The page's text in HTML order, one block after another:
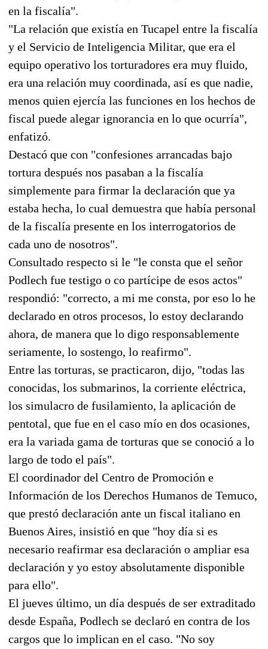
en la fiscalía".
"La relación que existía en Tucapel entre la fiscalía
y el Servicio de Inteligencia Militar, que era el
equipo operativo los torturadores era muy fluido,
era una relación muy coordinada, así es que nadie,
menos quien ejercía las funciones en los hechos de
fiscal puede alegar ignorancia en lo que ocurría",
enfatizó.
Destacó que con "confesiones arrancadas bajo
tortura después nos pasaban a la fiscalía
simplemente para firmar la declaración que ya
estaba hecha, lo cual demuestra que había personal
de la fiscalía presente en los interrogatorios de
cada uno de nosotros".
Consultado respecto si le "le consta que el señor
Podlech fue testigo o co partícipe de esos actos"
respondió: "correcto, a mi me consta, por eso lo he
declarado en otros procesos, lo estoy declarando
ahora, de manera que lo digo responsablemente
seriamente, lo sostengo, lo reafirmo".
Entre las torturas, se practicaron, dijo, "todas las
conocidas, los submarinos, la corriente eléctrica,
los simulacro de fusilamiento, la aplicación de
pentotal, que fue en el caso mío en dos ocasiones,
era la variada gama de torturas que se conoció a lo
largo de todo el país".
El coordinador del Centro de Promoción e
Información de los Derechos Humanos de Temuco,
que prestó declaración ante un fiscal italiano en
Buenos Aires, insistió en que "hoy día si es
necesario reafirmar esa declaración o ampliar esa
declaración y yo estoy absolutamente disponible
para ello".
El jueves último, un día después de ser extraditado
desde España, Podlech se declaró en contra de los
cargos que lo implican en el caso. "No soy